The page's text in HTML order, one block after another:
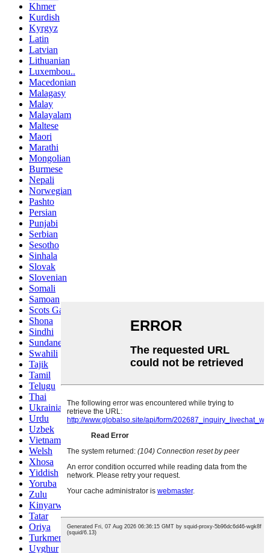
Khmer
Kurdish
Kyrgyz
Latin
Latvian
Lithuanian
Luxembou..
Macedonian
Malagasy
Malay
Malayalam
Maltese
Maori
Marathi
Mongolian
Burmese
Nepali
Norwegian
Pashto
Persian
Punjabi
Serbian
Sesotho
Sinhala
Slovak
Slovenian
Somali
Samoan
Scots Gaelic
Shona
Sindhi
Sundanese
Swahili
Tajik
Tamil
Telugu
Thai
Ukrainian
Urdu
Uzbek
Vietnamese
Welsh
Xhosa
Yiddish
Yoruba
Zulu
Kinyarwanda
Tatar
Oriya
Turkmen
Uyghur